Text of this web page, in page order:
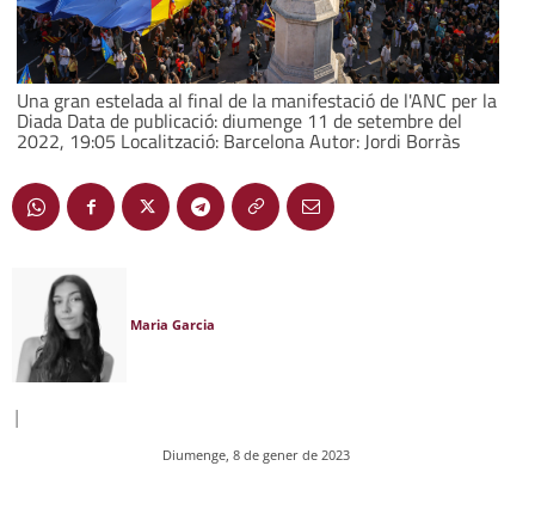
Una gran estelada al final de la manifestació de l'ANC per la
Diada Data de publicació: diumenge 11 de setembre del
2022, 19:05 Localització: Barcelona Autor: Jordi Borràs
Maria Garcia
|
Diumenge, 8 de gener de 2023